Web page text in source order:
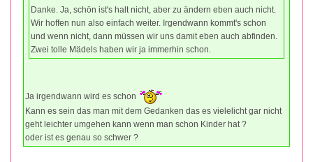
Danke. Ja, schön ist's halt nicht, aber zu ändern eben auch nicht.
Wir hoffen nun also einfach weiter. Irgendwann kommt's schon
und wenn nicht, dann müssen wir uns damit eben auch abfinden.
Zwei tolle Mädels haben wir ja immerhin schon.
Ja irgendwann wird es schon
Kann es sein das man mit dem Gedanken das es vielelicht gar nicht
geht leichter umgehen kann wenn man schon Kinder hat ?
oder ist es genau so schwer ?